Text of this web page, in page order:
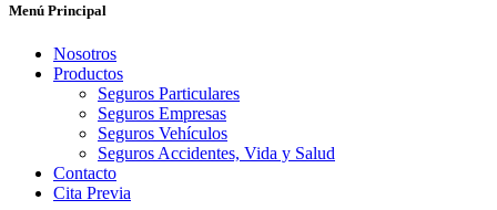
Menú Principal
Nosotros
Productos
Seguros Particulares
Seguros Empresas
Seguros Vehículos
Seguros Accidentes, Vida y Salud
Contacto
Cita Previa